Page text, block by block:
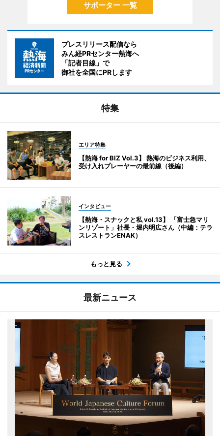
サポーター 一覧
プレスリリース配信なら
みん経PRセンター熱海へ
「記者目線」で
御社を全国にPRします
特集
エリア特集
【熱海 for BIZ Vol.3】 熱海のビジネス利用、
受け入れプレーヤーの最前線（後編）
インタビュー
【熱海・スナックと私 vol.13】 「富士急マリ
ンリゾート」社長・堀内明広さん（中編：テラ
スレストランENAK）
もっと見る
最新ニュース